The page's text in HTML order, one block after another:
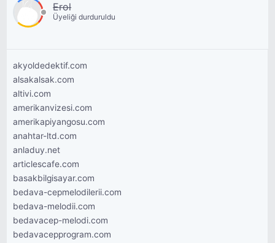
Erol
Üyeliği durduruldu
akyoldedektif.com
alsakalsak.com
altivi.com
amerikanvizesi.com
amerikapiyangosu.com
anahtar-ltd.com
anladuy.net
articlescafe.com
basakbilgisayar.com
bedava-cepmelodilerii.com
bedava-melodii.com
bedavacep-melodi.com
bedavacepprogram.com